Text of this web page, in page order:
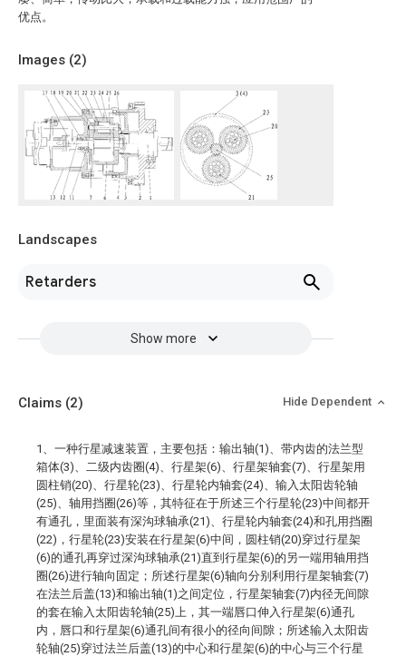
优点。
Images (2)
Landscapes
Retarders
Show more
Claims (2) Hide Dependent
1、一种行星减速装置，主要包括：输出轴(1)、带内齿的法兰型
箱体(3)、二级内齿圈(4)、行星架(6)、行星架轴套(7)、行星架用
圆柱销(20)、行星轮(23)、行星轮内轴套(24)、输入太阳齿轮轴
(25)、轴用挡圈(26)等，其特征在于所述三个行星轮(23)中间都开
有通孔，里面装有深沟球轴承(21)、行星轮内轴套(24)和孔用挡圈
(22)，行星轮(23)安装在行星架(6)中间，圆柱销(20)穿过行星架
(6)的通孔再穿过深沟球轴承(21)直到行星架(6)的另一端用轴用挡
圈(26)进行轴向固定；所述行星架(6)轴向分别利用行星架轴套(7)
在法兰后盖(13)和输出轴(1)之间定位，行星架轴套(7)内径无间隙
的套在输入太阳齿轮轴(25)上，其一端唇口伸入行星架(6)通孔
内，唇口和行星架(6)通孔间有很小的径向间隙；所述输入太阳齿
轮轴(25)穿过法兰后盖(13)的中心和行星架(6)的中心与三个行星